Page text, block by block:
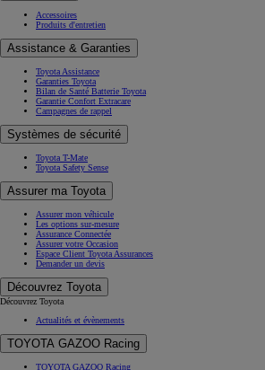
Accessoires
Produits d'entretien
Assistance & Garanties
Toyota Assistance
Garanties Toyota
Bilan de Santé Batterie Toyota
Garantie Confort Extracare
Campagnes de rappel
Systèmes de sécurité
Toyota T-Mate
Toyota Safety Sense
Assurer ma Toyota
Assurer mon véhicule
Les options sur-mesure
Assurance Connectée
Assurer votre Occasion
Espace Client Toyota Assurances
Demander un devis
Découvrez Toyota
Découvrez Toyota
Actualités et évènements
TOYOTA GAZOO Racing
TOYOTA GAZOO Racing